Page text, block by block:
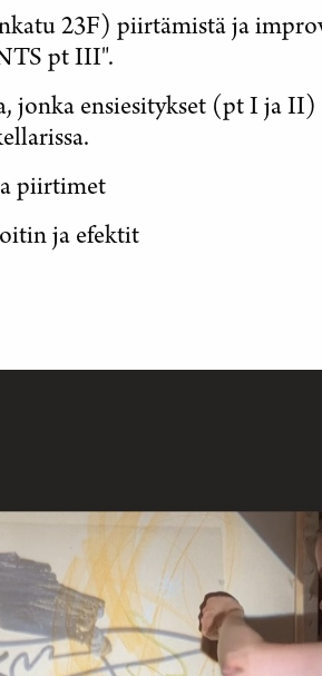
23F) piirtämistä ja
pt III".
jonka ensiesitykset (pt I ja
piirtimet
ja efektit